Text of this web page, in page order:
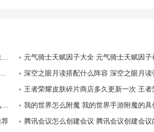
元气骑士天赋因子大全 元气骑士天赋因子
深空之眼月读搭配什么阵容 深空之眼月
王者荣耀皮肤碎片商店多久更新一次 王者荣耀皮肤碎
我的世界怎么附魔 我的世界手游附魔的具
荐
腾讯会议怎么创建会议 腾讯会议创建会